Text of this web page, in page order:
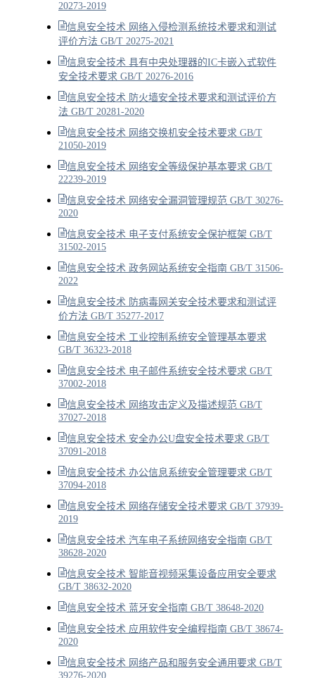
20273-2019
信息安全技术 网络入侵检测系统技术要求和测试
评价方法 GB/T 20275-2021
信息安全技术 具有中央处理器的IC卡嵌入式软件
安全技术要求 GB/T 20276-2016
信息安全技术 防火墙安全技术要求和测试评价方
法 GB/T 20281-2020
信息安全技术 网络交换机安全技术要求 GB/T
21050-2019
信息安全技术 网络安全等级保护基本要求 GB/T
22239-2019
信息安全技术 网络安全漏洞管理规范 GB/T 30276-
2020
信息安全技术 电子支付系统安全保护框架 GB/T
31502-2015
信息安全技术 政务网站系统安全指南 GB/T 31506-
2022
信息安全技术 防病毒网关安全技术要求和测试评
价方法 GB/T 35277-2017
信息安全技术 工业控制系统安全管理基本要求
GB/T 36323-2018
信息安全技术 电子邮件系统安全技术要求 GB/T
37002-2018
信息安全技术 网络攻击定义及描述规范 GB/T
37027-2018
信息安全技术 安全办公U盘安全技术要求 GB/T
37091-2018
信息安全技术 办公信息系统安全管理要求 GB/T
37094-2018
信息安全技术 网络存储安全技术要求 GB/T 37939-
2019
信息安全技术 汽车电子系统网络安全指南 GB/T
38628-2020
信息安全技术 智能音视频采集设备应用安全要求
GB/T 38632-2020
信息安全技术 蓝牙安全指南 GB/T 38648-2020
信息安全技术 应用软件安全编程指南 GB/T 38674-
2020
信息安全技术 网络产品和服务安全通用要求 GB/T
39276-2020